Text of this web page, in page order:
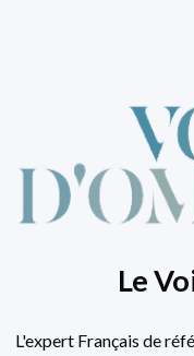
Le
L'expert Français de